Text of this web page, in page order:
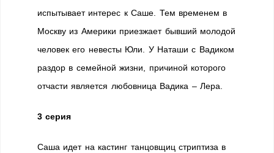
испытывает интерес к Саше. Тем временем в
Москву из Америки приезжает бывший молодой
человек его невесты Юли. У Наташи с Вадиком
раздор в семейной жизни, причиной которого
отчасти является любовница Вадика – Лера.
3 серия
Саша идет на кастинг танцовщиц стриптиза в